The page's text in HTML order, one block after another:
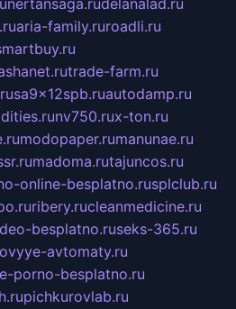
nertansaga.rudelanalad.ru
aria-family.ruroadli.ru
trade-farm.ru
autodamp.ru
nv750.rux-ton.ru
modopaper.rumanunae.ru
madoma.rutajuncos.ru
online-besplatno.rusplclub.ru
ribery.rucleanmedicine.ru
besplatno.ruseks-365.ru
avtomaty.ru
porno-besplatno.ru
pichkurovlab.ru